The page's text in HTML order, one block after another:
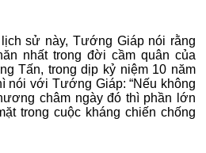
sử này, Tướng Giáp nói rằng
nhất trong đời cầm quân của
Tấn, trong dịp kỷ niệm 10 năm
nói với Tướng Giáp: “Nếu không
châm ngày đó thì phần lớn
trong cuộc kháng chiến chống